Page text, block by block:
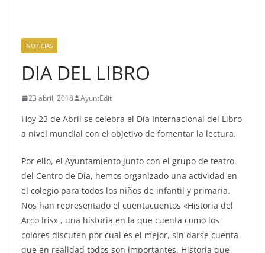
NOTICIAS
DIA DEL LIBRO
23 abril, 2018 AyuntEdit
Hoy 23 de Abril se celebra el Día Internacional del Libro
a nivel mundial con el objetivo de fomentar la lectura.
Por ello, el Ayuntamiento junto con el grupo de teatro
del Centro de Día, hemos organizado una actividad en
el colegio para todos los niños de infantil y primaria.
Nos han representado el cuentacuentos «Historia del
Arco Iris» , una historia en la que cuenta como los
colores discuten por cual es el mejor, sin darse cuenta
que en realidad todos son importantes. Historia que